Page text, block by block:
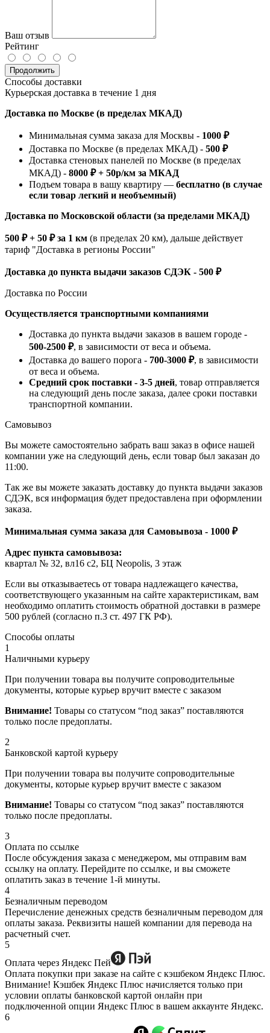
Ваш отзыв
Рейтинг
Продолжить
Способы доставки
Курьерская доставка в течение 1 дня
Доставка по Москве (в пределах МКАД)
Минимальная сумма заказа для Москвы - 1000 ₽
Доставка по Москве (в пределах МКАД) - 500 ₽
Доставка стеновых панелей по Москве (в пределах
МКАД) - 8000 ₽ + 50р/км за МКАД
Подъем товара в вашу квартиру — бесплатно (в случае
если товар легкий и необъемный)
Доставка по Московской области (за пределами МКАД)
500 ₽ + 50 ₽ за 1 км (в пределах 20 км), дальше действует
тариф "Доставка в регионы России"
Доставка до пункта выдачи заказов СДЭК - 500 ₽
Доставка по России
Осуществляется транспортными компаниями
Доставка до пункта выдачи заказов в вашем городе -
500-2500 ₽, в зависимости от веса и объема.
Доставка до вашего порога - 700-3000 ₽, в зависимости
от веса и объема.
Средний срок поставки - 3-5 дней, товар отправляется
на следующий день после заказа, далее сроки поставки
транспортной компании.
Самовывоз
Вы можете самостоятельно забрать ваш заказ в офисе нашей
компании уже на следующий день, если товар был заказан до
11:00.
Так же вы можете заказать доставку до пункта выдачи заказов
СДЭК, вся информация будет предоставлена при оформлении
заказа.
Минимальная сумма заказа для Самовывоза - 1000 ₽
Адрес пункта самовывоза:
квартал № 32, вл16 с2, БЦ Neopolis, 3 этаж
Если вы отказываетесь от товара надлежащего качества,
соответствующего указанным на сайте характеристикам, вам
необходимо оплатить стоимость обратной доставки в размере
500 рублей (согласно п.3 ст. 497 ГК РФ).
Способы оплаты
1
Наличными курьеру
При получении товара вы получите сопроводительные
документы, которые курьер вручит вместе с заказом
Внимание! Товары со статусом “под заказ” поставляются
только после предоплаты.
2
Банковской картой курьеру
При получении товара вы получите сопроводительные
документы, которые курьер вручит вместе с заказом
Внимание! Товары со статусом “под заказ” поставляются
только после предоплаты.
3
Оплата по ссылке
После обсуждения заказа с менеджером, мы отправим вам
ссылку на оплату. Перейдите по ссылке, и вы сможете
оплатить заказ в течение 1-й минуты.
4
Безналичным переводом
Перечисление денежных средств безналичным переводом для
оплаты заказа. Реквизиты нашей компании для перевода на
расчетный счет.
5
Оплата через Яндекс Пей
Оплата покупки при заказе на сайте с кэшбеком Яндекс Плюс.
Внимание! Кэшбек Яндекс Плюс начисляется только при
условии оплаты банковской картой онлайн при
подключенной опции Яндекс Плюс в вашем аккаунте Яндекс.
6